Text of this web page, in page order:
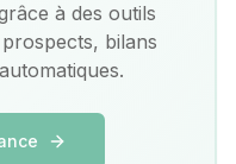
à des outils
bilans